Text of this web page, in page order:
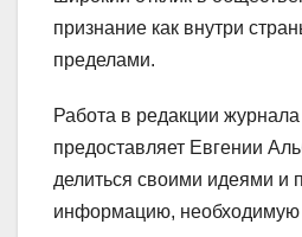
признание как внутри
пределами.
Работа в редакции
предоставляет Евгении
делиться своими идеями и
информацию,